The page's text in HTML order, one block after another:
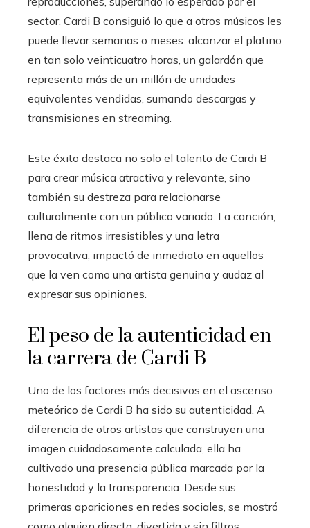
sector. Cardi B consiguió lo que a otros músicos les
puede llevar semanas o meses: alcanzar el platino
en tan solo veinticuatro horas, un galardón que
representa más de un millón de unidades
equivalentes vendidas, sumando descargas y
transmisiones en streaming.
Este éxito destaca no solo el talento de Cardi B
para crear música atractiva y relevante, sino
también su destreza para relacionarse
culturalmente con un público variado. La canción,
llena de ritmos irresistibles y una letra
provocativa, impactó de inmediato en aquellos
que la ven como una artista genuina y audaz al
expresar sus opiniones.
El peso de la autenticidad en
la carrera de Cardi B
Uno de los factores más decisivos en el ascenso
meteórico de Cardi B ha sido su autenticidad. A
diferencia de otros artistas que construyen una
imagen cuidadosamente calculada, ella ha
cultivado una presencia pública marcada por la
honestidad y la transparencia. Desde sus
primeras apariciones en redes sociales, se mostró